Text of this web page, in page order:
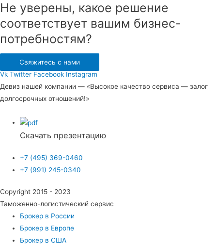
Не уверены, какое решение
соответствует вашим бизнес-
потребностям?
Свяжитесь с нами
Vk Twitter Facebook Instagram
Девиз нашей компании — «Высокое качество сервиса — залог
долгосрочных отношений!»
Скачать презентацию
+7 (495) 369-0460
+7 (991) 245-0340
Copyright 2015 - 2023
Таможенно-логистический сервис
Брокер в России
Брокер в Европе
Брокер в США